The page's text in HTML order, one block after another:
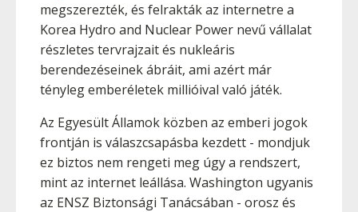
megszerezték, és felrakták az internetre a
Korea Hydro and Nuclear Power nevű vállalat
részletes tervrajzait és nukleáris
berendezéseinek ábráit, ami azért már
tényleg emberéletek millióival való játék.
Az Egyesült Államok közben az emberi jogok
frontján is válaszcsapásba kezdett - mondjuk
ez biztos nem rengeti meg úgy a rendszert,
mint az internet leállása. Washington ugyanis
az ENSZ Biztonsági Tanácsában - orosz és